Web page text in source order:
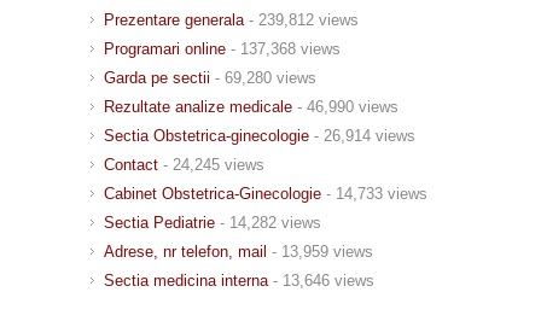
Prezentare generala - 239,812 views
Programari online - 137,368 views
Garda pe sectii - 69,280 views
Rezultate analize medicale - 46,990 views
Sectia Obstetrica-ginecologie - 26,914 views
Contact - 24,245 views
Cabinet Obstetrica-Ginecologie - 14,733 views
Sectia Pediatrie - 14,282 views
Adrese, nr telefon, mail - 13,959 views
Sectia medicina interna - 13,646 views